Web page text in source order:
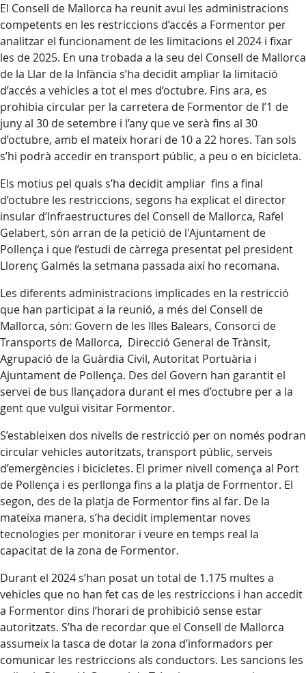
El Consell de Mallorca ha reunit avui les administracions
competents en les restriccions d’accés a Formentor per
analitzar el funcionament de les limitacions el 2024 i fixar
les de 2025. En una trobada a la seu del Consell de Mallorca
de la Llar de la Infància s’ha decidit ampliar la limitació
d’accés a vehicles a tot el mes d’octubre. Fins ara, es
prohibia circular per la carretera de Formentor de l’1 de
juny al 30 de setembre i l’any que ve serà fins al 30
d’octubre, amb el mateix horari de 10 a 22 hores. Tan sols
s’hi podrà accedir en transport públic, a peu o en bicicleta.
Els motius pel quals s’ha decidit ampliar fins a final
d’octubre les restriccions, segons ha explicat el director
insular d’Infraestructures del Consell de Mallorca, Rafel
Gelabert, són arran de la petició de l'Ajuntament de
Pollença i que l’estudi de càrrega presentat pel president
Llorenç Galmés la setmana passada així ho recomana.
Les diferents administracions implicades en la restricció
que han participat a la reunió, a més del Consell de
Mallorca, són: Govern de les Illes Balears, Consorci de
Transports de Mallorca, Direcció General de Trànsit,
Agrupació de la Guàrdia Civil, Autoritat Portuària i
Ajuntament de Pollença. Des del Govern han garantit el
servei de bus llançadora durant el mes d’octubre per a la
gent que vulgui visitar Formentor.
S’estableixen dos nivells de restricció per on només podran
circular vehicles autoritzats, transport públic, serveis
d’emergències i bicicletes. El primer nivell comença al Port
de Pollença i es perllonga fins a la platja de Formentor. El
segon, des de la platja de Formentor fins al far. De la
mateixa manera, s’ha decidit implementar noves
tecnologies per monitorar i veure en temps real la
capacitat de la zona de Formentor.
Durant el 2024 s’han posat un total de 1.175 multes a
vehicles que no han fet cas de les restriccions i han accedit
a Formentor dins l’horari de prohibició sense estar
autoritzats. S’ha de recordar que el Consell de Mallorca
assumeix la tasca de dotar la zona d’informadors per
comunicar les restriccions als conductors. Les sancions les